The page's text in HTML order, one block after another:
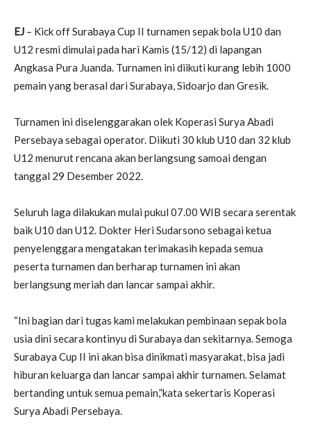
EJ – Kick off Surabaya Cup II turnamen sepak bola U10 dan
U12 resmi dimulai pada hari Kamis (15/12) di lapangan
Angkasa Pura Juanda. Turnamen ini diikuti kurang lebih 1000
pemain yang berasal dari Surabaya, Sidoarjo dan Gresik.
Turnamen ini diselenggarakan olek Koperasi Surya Abadi
Persebaya sebagai operator. Diikuti 30 klub U10 dan 32 klub
U12 menurut rencana akan berlangsung samoai dengan
tanggal 29 Desember 2022.
Seluruh laga dilakukan mulai pukul 07.00 WIB secara serentak
baik U10 dan U12. Dokter Heri Sudarsono sebagai ketua
penyelenggara mengatakan terimakasih kepada semua
peserta turnamen dan berharap turnamen ini akan
berlangsung meriah dan lancar sampai akhir.
“Ini bagian dari tugas kami melakukan pembinaan sepak bola
usia dini secara kontinyu di Surabaya dan sekitarnya. Semoga
Surabaya Cup II ini akan bisa dinikmati masyarakat, bisa jadi
hiburan keluarga dan lancar sampai akhir turnamen. Selamat
bertanding untuk semua pemain,”kata sekertaris Koperasi
Surya Abadi Persebaya.